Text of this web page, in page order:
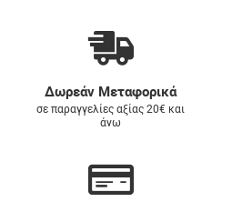
Δωρεάν Μεταφορικά
σε παραγγελίες αξίας 20€ και
άνω